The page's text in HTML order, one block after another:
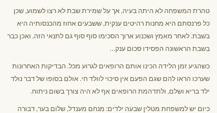
טהרת המשפחה לא היתה בעיה, אך על שמירת שבת לא רצו לשמוע, שכן
כל פרנסתם היא מחנות רהיטים ענקית, ששבעים אחוז מהכנסותיה היא
בשבת. לאחר מאמץ ושכנוע ארוך הסכימו סוף סוף גם לתנאי הזה, ואכן כבר
בשבת הראשונה הפסידו סכום ענק…
כשהגיע זמן הלידה הכינו אותם הרופאים לגרוע מכל. הבדיקות האחרונות
שערכו הראו להם שגם הפעם אין סיכוי לוולד חי. אולם בסופו של דבר נולד
ילד בריא ושלם, ולתדהמת הרופאים אף לא היה צורך בשום ניתוח.
כיום יש למשפחת מטלין שבעה ילדים: מנחם מענדל, שלום בער, דבורה